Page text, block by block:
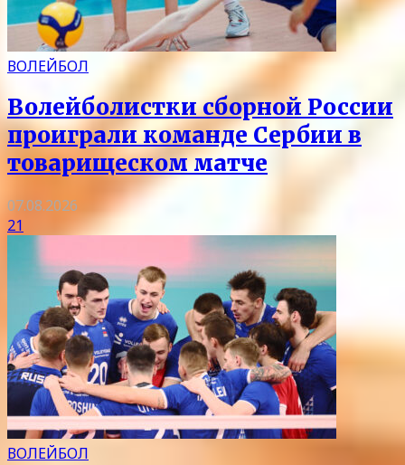
ВОЛЕЙБОЛ
Волейболистки сборной России
проиграли команде Сербии в
товарищеском матче
07.08.2026
21
ВОЛЕЙБОЛ